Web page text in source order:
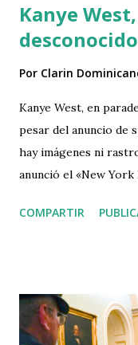
Kanye
Por Clarin
Kanye West, en
pesar del anuncio de
hay imágenes ni
anunció el «New York
iniciado el proceso
parece que lo vayan
ruptura definitiva. En
COMPARTIR